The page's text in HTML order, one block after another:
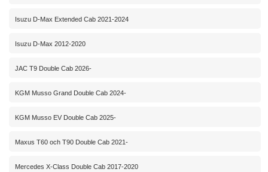
Isuzu D-Max Extended Cab 2021-2024
Isuzu D-Max 2012-2020
JAC T9 Double Cab 2026-
KGM Musso Grand Double Cab 2024-
KGM Musso EV Double Cab 2025-
Maxus T60 och T90 Double Cab 2021-
Mercedes X-Class Double Cab 2017-2020